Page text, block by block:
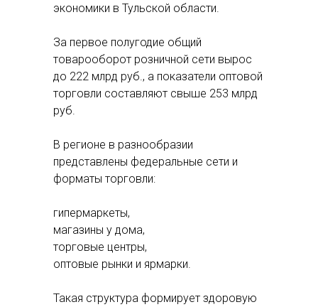
экономики в Тульской области.
За первое полугодие общий
товарооборот розничной сети вырос
до 222 млрд руб., а показатели оптовой
торговли составляют свыше 253 млрд
руб.
В регионе в разнообразии
представлены федеральные сети и
форматы торговли:
гипермаркеты,
магазины у дома,
торговые центры,
оптовые рынки и ярмарки.
Такая структура формирует здоровую